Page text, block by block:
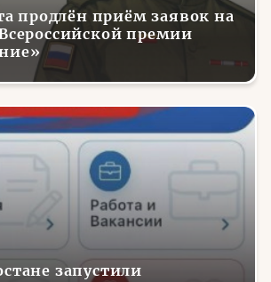
продлён приём заявок на
премии
запустили